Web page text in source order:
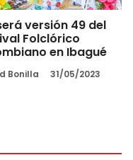
versión 49 del
Folclórico
en Ibagué
Bonilla 31/05/2023